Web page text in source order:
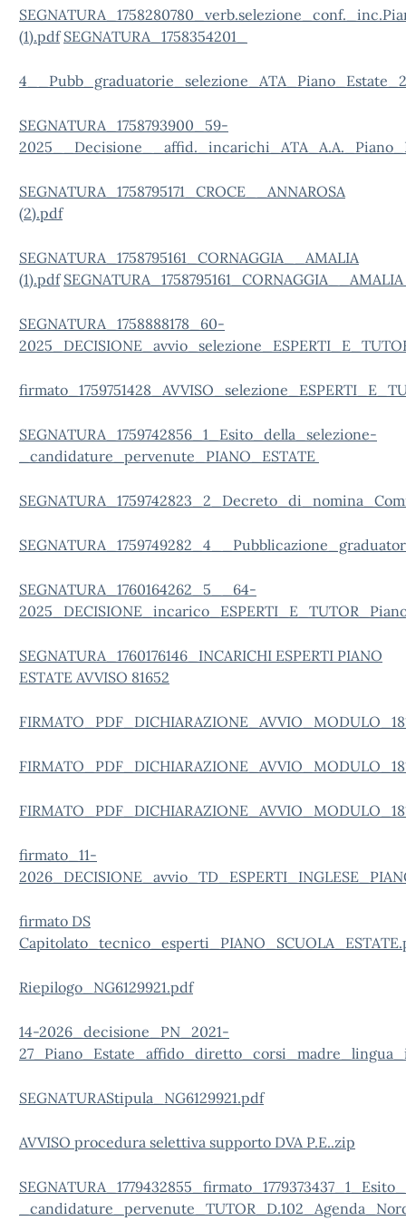
(1).pdf SEGNATURA_1758354201_
SEGNATURA_1758793900_59-
SEGNATURA_1758795171_CROCE__ANNAROSA
(2).pdf
SEGNATURA_1758795161_CORNAGGIA__AMALIA
(1).pdf SEGNATURA_1758795161_CORNAGGIA__AMALIA
SEGNATURA_1758888178_60-
SEGNATURA_1759742856_1_Esito_della_selezione-
_candidature_pervenute_PIANO_ESTATE
SEGNATURA_1760164262_5__64-
SEGNATURA_1760176146_INCARICHI ESPERTI PIANO
ESTATE AVVISO 81652
firmato_11-
firmato DS
Riepilogo_NG6129921.pdf
14-2026_decisione_PN_2021-
SEGNATURAStipula_NG6129921.pdf
AVVISO procedura selettiva supporto DVA P.E..zip